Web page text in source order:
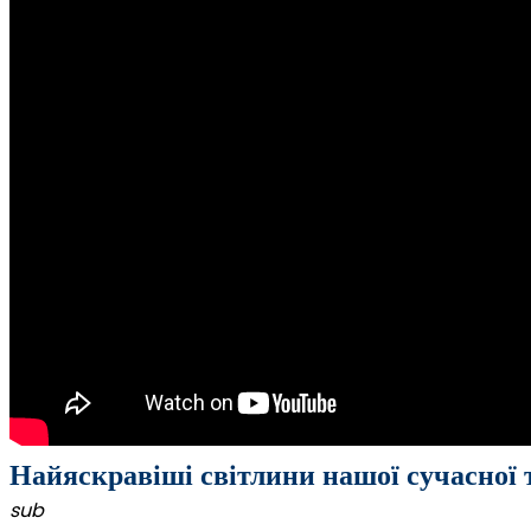
Найяскравіші світлини нашої
sub